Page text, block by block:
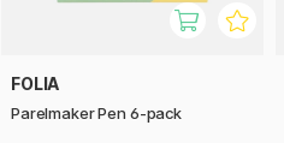
FOLIA
Parelmaker Pen 6-pack